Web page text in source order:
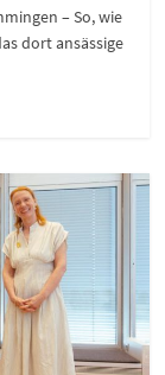
– So, wie
dort ansässige